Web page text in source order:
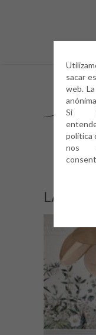
sacar
web.
Si
política
nos